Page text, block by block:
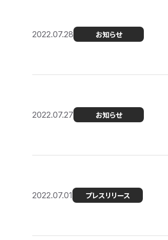
2022.07.28 お知らせ
2022.07.27 お知らせ
2022.07.01 プレスリリース